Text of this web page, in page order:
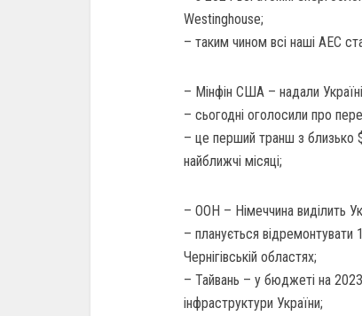
Westinghouse;
– таким чином всі наші АЕС
– Мінфін США – надали
– сьогодні оголосили про
– це перший транш з
найближчі місяці;
– ООН – Німеччина виділить
– планується відремонтувати
Чернігівській областях;
– Тайвань – у бюджеті на
інфраструктури України;